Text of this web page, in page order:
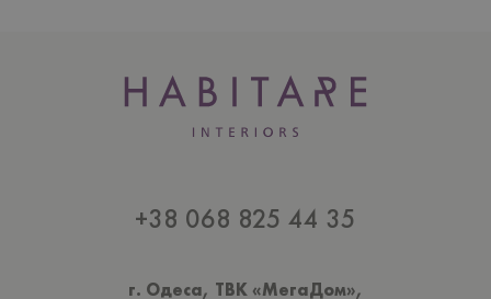
+38 068 825 44 35
г. Одеса, ТВК «МегаДом»,